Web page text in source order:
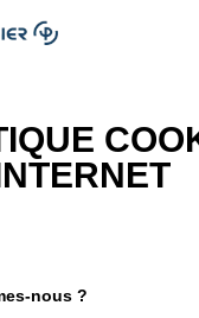
nous ?